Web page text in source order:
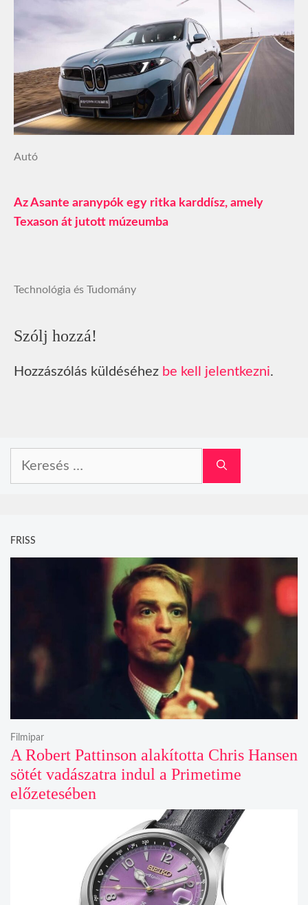
Autó
Az Asante aranypók egy ritka karddísz, amely
Texason át jutott múzeumba
Technológia és Tudomány
Szólj hozzá!
Hozzászólás küldéséhez be kell jelentkezni.
FRISS
A Robert Pattinson alakította Chris Hansen
sötét vadászatra indul a Primetime
előzetesében
Filmipar